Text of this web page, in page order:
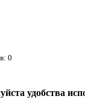
0
удобства